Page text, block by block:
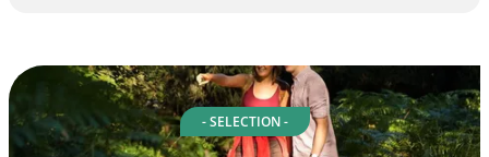
- SELECTION -